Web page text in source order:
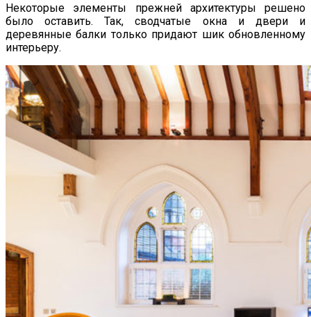
Некоторые элементы прежней архитектуры решено
было оставить. Так, сводчатые окна и двери и
деревянные балки только придают шик обновленному
интерьеру.